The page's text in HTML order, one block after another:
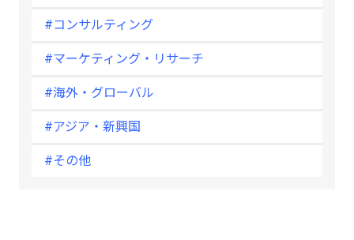
#コンサルティング
#マーケティング・リサーチ
#海外・グローバル
#アジア・新興国
#その他